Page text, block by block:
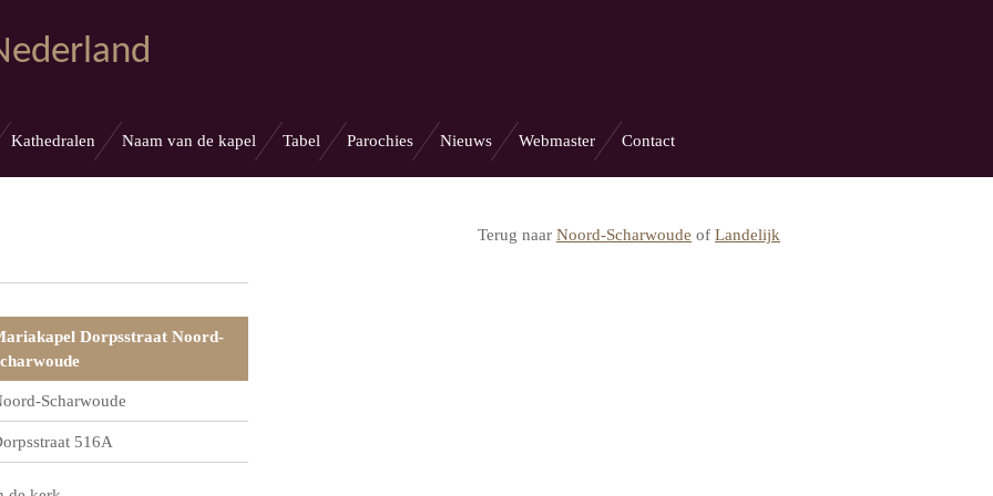
Kathedralen Naam van de kapel Tabel Parochies Nieuws Webmaster Contact
Terug naar Noord-Scharwoude of Landelijk
Dorpsstraat Noord-
Scharwoude
516A